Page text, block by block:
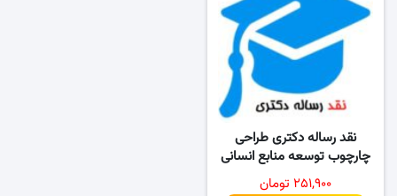
نقد رساله دکتری طراحی
چارچوب توسعه منابع انسانی
ملی مبتنی بر آرای حکمت
۲۵۱,۹۰۰ تومان